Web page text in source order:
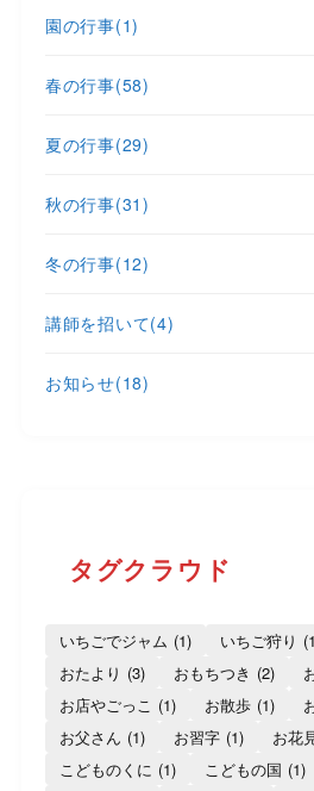
園の行事(1)
春の行事(58)
夏の行事(29)
秋の行事(31)
冬の行事(12)
講師を招いて(4)
お知らせ(18)
タグクラウド
いちごでジャム (1) いちご狩り
おたより (3) おもちつき (2)
お店やごっこ (1) お散歩 (1)
お父さん (1) お習字 (1) お花
こどものくに (1) こどもの国 (1)